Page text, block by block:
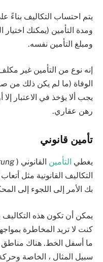
يتم احتساب التكاليف بناءً
ومدة التأمين (يمكنك
ومبلغ التأمين نفسه.
إنه نوع من التأمين غير
الوفاة (ما لم يكن ذلك من
يجب ألا يؤخذ في الاعتبار
رهن عقاري.
تأمين قانوني
يغطي التأمين القانوني (
التكاليف القانونية مثل
بك الأمر إلى اللجوء إلى
يمكن أن تكون هذه التكاليف
كنت لا تريد المخاطرة
ما أسفل الخط. هناك مناطق
سبيل المثال ، الخاصة